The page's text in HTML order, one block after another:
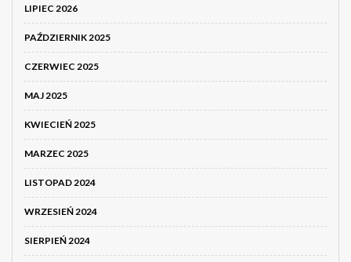
LIPIEC 2026
PAŹDZIERNIK 2025
CZERWIEC 2025
MAJ 2025
KWIECIEŃ 2025
MARZEC 2025
LISTOPAD 2024
WRZESIEŃ 2024
SIERPIEŃ 2024